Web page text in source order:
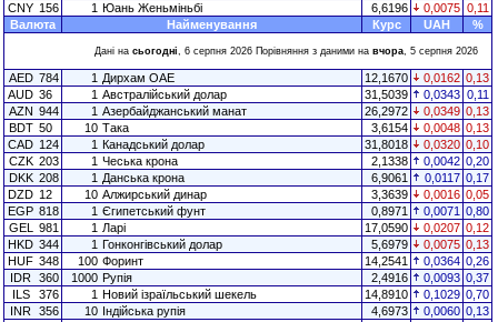
CNY 156 1 Юань Женьміньбі 6,6196 0,0075 0,11
Валюта
Найменування Курс UAH %
Дані на сьогодні, 6 серпня 2026 Порівняння з даними на вчора, 5 серпня 2026
AED 784 1 Дирхам ОАЕ 12,1670 0,0162 0,13
AUD 36 1 Австралійський долар 31,5039 0,0343 0,11
AZN 944 1 Азербайджанський манат 26,2972 0,0349 0,13
BDT 50 10 Така 3,6154 0,0048 0,13
CAD 124 1 Канадський долар 31,8018 0,0320 0,10
CZK 203 1 Чеська крона 2,1338 0,0042 0,20
DKK 208 1 Данська крона 6,9061 0,0117 0,17
DZD 12 10 Алжирський динар 3,3639 0,0016 0,05
EGP 818 1 Єгипетський фунт 0,8971 0,0071 0,80
GEL
981 1 Ларі 17,0590 0,0207 0,12
HKD 344 1 Гонконгівський долар 5,6979 0,0075 0,13
HUF 348 100 Форинт 14,2541 0,0364 0,26
IDR 360 1000 Рупія 2,4916 0,0093 0,37
ILS
376 1 Новий ізраїльський шекель 14,8910 0,1029 0,70
INR 356 10 Індійська рупія 4,6973 0,0060 0,13